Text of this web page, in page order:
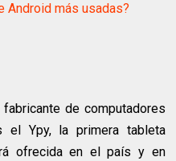
Android más usadas?
de computadores
el Ypy, la primera tableta
ofrecida en el país y en